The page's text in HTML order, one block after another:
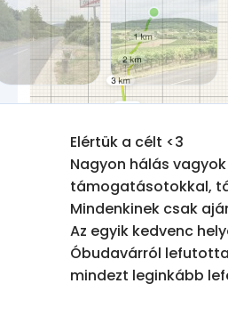
Elértük a célt <3
Nagyon hálás
támogatásotokkal,
Mindenkinek csak
Az egyik kedvenc
Óbudavárról
mindezt leginkább